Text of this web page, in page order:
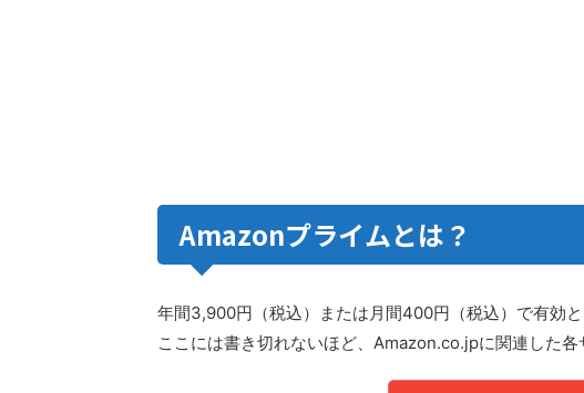
Amazonプライムとは？
年間3,900円（税込）または月間400円（税込）で有効
ここには書き切れないほど、Amazon.co.jpに関連した